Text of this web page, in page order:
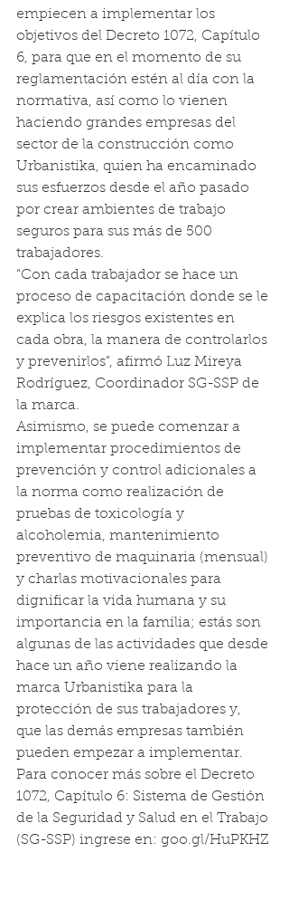
empiecen a implementar los
objetivos del Decreto 1072, Capítulo
6, para que en el momento de su
reglamentación estén al día con la
normativa, así como lo vienen
haciendo grandes empresas del
sector de la construcción como
Urbanistika, quien ha encaminado
sus esfuerzos desde el año pasado
por crear ambientes de trabajo
seguros para sus más de 500
trabajadores.
“Con cada trabajador se hace un
proceso de capacitación donde se le
explica los riesgos existentes en
cada obra, la manera de controlarlos
y prevenirlos”, afirmó Luz Mireya
Rodríguez, Coordinador SG-SSP de
la marca.
Asimismo, se puede comenzar a
implementar procedimientos de
prevención y control adicionales a
la norma como realización de
pruebas de toxicología y
alcoholemia, mantenimiento
preventivo de maquinaria (mensual)
y charlas motivacionales para
dignificar la vida humana y su
importancia en la familia; estás son
algunas de las actividades que desde
hace un año viene realizando la
marca Urbanistika para la
protección de sus trabajadores y,
que las demás empresas también
pueden empezar a implementar.
Para conocer más sobre el Decreto
1072, Capítulo 6: Sistema de Gestión
de la Seguridad y Salud en el Trabajo
(SG-SSP) ingrese en: goo.gl/HuPKHZ